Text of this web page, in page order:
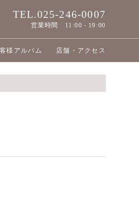
TEL.025-246-0007
営業時間 11:00 - 19:00
様アルバム 店舗・アクセス